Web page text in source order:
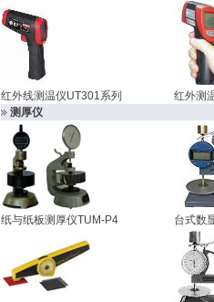
红外线测温仪UT301系列
红外测
测厚仪
纸与纸板测厚仪TUM-P4 台式数